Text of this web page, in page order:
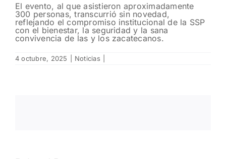
El evento, al que asistieron aproximadamente
300 personas, transcurrió sin novedad,
reflejando el compromiso institucional de la SSP
con el bienestar, la seguridad y la sana
convivencia de las y los zacatecanos.
4 octubre, 2025 Noticias